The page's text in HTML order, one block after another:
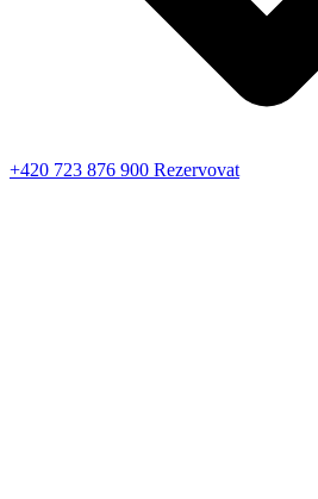
+420 723 876 900 Rezervovat